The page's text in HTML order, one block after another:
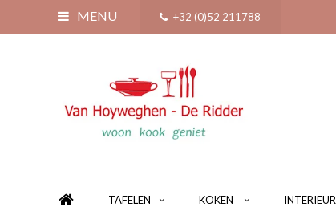
MENU +32 (0)52 211788
TAFELEN KOKEN INTERIEUR